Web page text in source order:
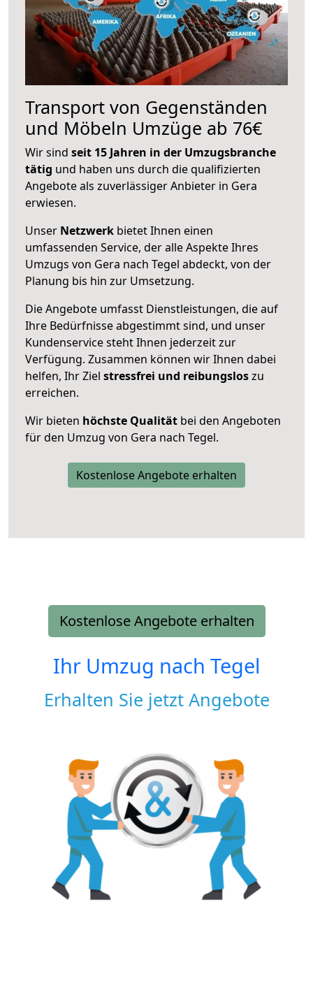
Transport von Gegenständen
und Möbeln Umzüge ab 76€
Wir sind seit 15 Jahren in der Umzugsbranche
tätig und haben uns durch die qualifizierten
Angebote als zuverlässiger Anbieter in Gera
erwiesen.
Unser Netzwerk bietet Ihnen einen
umfassenden Service, der alle Aspekte Ihres
Umzugs von Gera nach Tegel abdeckt, von der
Planung bis hin zur Umsetzung.
Die Angebote umfasst Dienstleistungen, die auf
Ihre Bedürfnisse abgestimmt sind, und unser
Kundenservice steht Ihnen jederzeit zur
Verfügung. Zusammen können wir Ihnen dabei
helfen, Ihr Ziel stressfrei und reibungsloszu
erreichen.
Wir bieten höchste Qualität bei den Angeboten
für den Umzug von Gera nach Tegel.
Kostenlose Angebote erhalten
Kostenlose Angebote erhalten
Ihr Umzug nach Tegel
Erhalten Sie jetzt Angebote